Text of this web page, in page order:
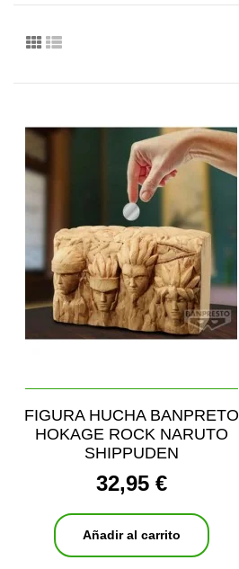
FIGURA HUCHA BANPRETO
HOKAGE ROCK NARUTO
SHIPPUDEN
32,95 €
Añadir al carrito